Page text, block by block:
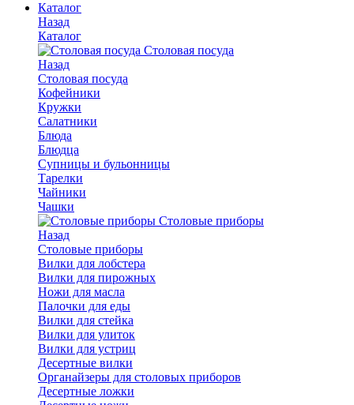
Каталог
Назад
Каталог
Столовая посуда
Назад
Столовая посуда
Кофейники
Кружки
Салатники
Блюда
Блюдца
Супницы и бульонницы
Тарелки
Чайники
Чашки
Cтоловые приборы
Назад
Cтоловые приборы
Вилки для лобстера
Вилки для пирожных
Ножи для масла
Палочки для еды
Вилки для стейка
Вилки для улиток
Вилки для устриц
Десертные вилки
Органайзеры для столовых приборов
Десертные ложки